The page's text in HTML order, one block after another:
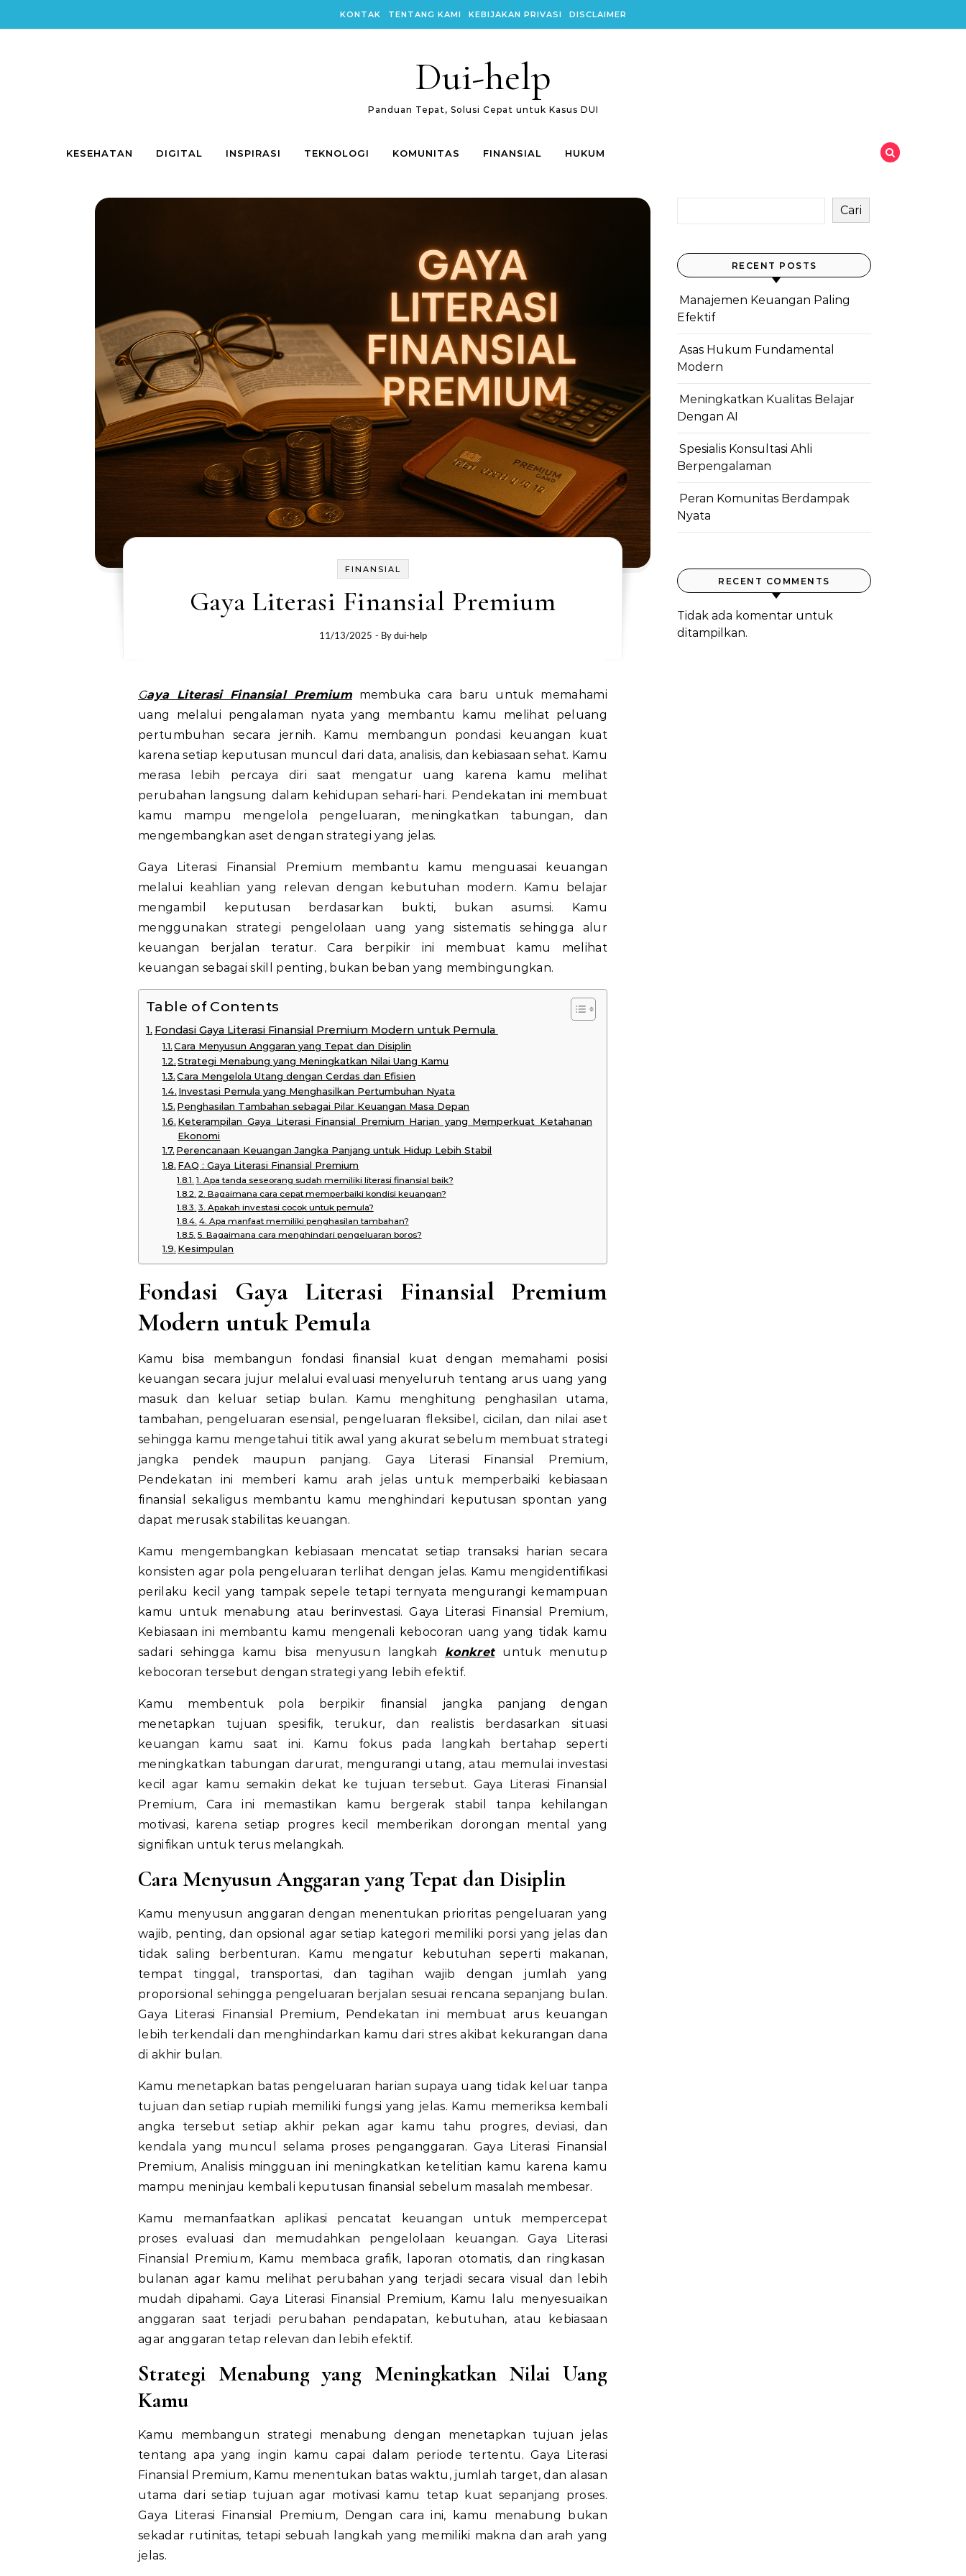
KONTAK TENTANG KAMI KEBIJAKAN PRIVASI DISCLAIMER
Dui-help
Panduan Tepat, Solusi Cepat untuk Kasus DUI
KESEHATAN DIGITAL INSPIRASI TEKNOLOGI KOMUNITAS FINANSIAL HUKUM
FINANSIAL
Gaya Literasi Finansial Premium
11/13/2025 - Bydui-help
Gaya Literasi Finansial Premiummembuka cara baru untuk memahami
uang melalui pengalaman nyata yang membantu kamu melihat peluang
pertumbuhan secara jernih. Kamu membangun pondasi keuangan kuat
karena setiap keputusan muncul dari data, analisis, dan kebiasaan sehat. Kamu
merasa lebih percaya diri saat mengatur uang karena kamu melihat
perubahan langsung dalam kehidupan sehari-hari. Pendekatan ini membuat
kamu mampu mengelola pengeluaran, meningkatkan tabungan, dan
mengembangkan aset dengan strategi yang jelas.
Gaya Literasi Finansial Premium membantu kamu menguasai keuangan
melalui keahlian yang relevan dengan kebutuhan modern. Kamu belajar
mengambil keputusan berdasarkan bukti, bukan asumsi. Kamu
menggunakan strategi pengelolaan uang yang sistematis sehingga alur
keuangan berjalan teratur. Cara berpikir ini membuat kamu melihat
keuangan sebagai skill penting, bukan beban yang membingungkan.
Table of Contents
Fondasi Gaya Literasi Finansial Premium Modern untuk Pemula
Cara Menyusun Anggaran yang Tepat dan Disiplin
Strategi Menabung yang Meningkatkan Nilai Uang Kamu
Cara Mengelola Utang dengan Cerdas dan Efisien
Investasi Pemula yang Menghasilkan Pertumbuhan Nyata
Penghasilan Tambahan sebagai Pilar Keuangan Masa Depan
Keterampilan Gaya Literasi Finansial Premium Harian yang Memperkuat Ketahanan
Ekonomi
Perencanaan Keuangan Jangka Panjang untuk Hidup Lebih Stabil
FAQ : Gaya Literasi Finansial Premium
1. Apa tanda seseorang sudah memiliki literasi finansial baik?
2. Bagaimana cara cepat memperbaiki kondisi keuangan?
3. Apakah investasi cocok untuk pemula?
4. Apa manfaat memiliki penghasilan tambahan?
5. Bagaimana cara menghindari pengeluaran boros?
Kesimpulan
Fondasi Gaya Literasi Finansial Premium
Modern untuk Pemula
Kamu bisa membangun fondasi finansial kuat dengan memahami posisi
keuangan secara jujur melalui evaluasi menyeluruh tentang arus uang yang
masuk dan keluar setiap bulan. Kamu menghitung penghasilan utama,
tambahan, pengeluaran esensial, pengeluaran fleksibel, cicilan, dan nilai aset
sehingga kamu mengetahui titik awal yang akurat sebelum membuat strategi
jangka pendek maupun panjang. Gaya Literasi Finansial Premium,
Pendekatan ini memberi kamu arah jelas untuk memperbaiki kebiasaan
finansial sekaligus membantu kamu menghindari keputusan spontan yang
dapat merusak stabilitas keuangan.
Kamu mengembangkan kebiasaan mencatat setiap transaksi harian secara
konsisten agar pola pengeluaran terlihat dengan jelas. Kamu mengidentifikasi
perilaku kecil yang tampak sepele tetapi ternyata mengurangi kemampuan
kamu untuk menabung atau berinvestasi.Gaya Literasi Finansial Premium,
Kebiasaan ini membantu kamu mengenali kebocoran uang yang tidak kamu
sadari sehingga kamu bisa menyusun langkah konkretuntuk menutup
kebocoran tersebut dengan strategi yang lebih efektif.
Kamu membentuk pola berpikir finansial jangka panjang dengan
menetapkan tujuan spesifik, terukur, dan realistis berdasarkan situasi
keuangan kamu saat ini. Kamu fokus pada langkah bertahap seperti
meningkatkan tabungan darurat, mengurangi utang, atau memulai investasi
kecil agar kamu semakin dekat ke tujuan tersebut. Gaya Literasi Finansial
Premium, Cara ini memastikan kamu bergerak stabil tanpa kehilangan
motivasi, karena setiap progres kecil memberikan dorongan mental yang
signifikan untuk terus melangkah.
Cara Menyusun Anggaran yang Tepat dan Disiplin
Kamu menyusun anggaran dengan menentukan prioritas pengeluaran yang
wajib, penting, dan opsional agar setiap kategori memiliki porsi yang jelas dan
tidak saling berbenturan. Kamu mengatur kebutuhan seperti makanan,
tempat tinggal, transportasi, dan tagihan wajib dengan jumlah yang
proporsional sehingga pengeluaran berjalan sesuai rencana sepanjang bulan.
Gaya
Literasi Finansial Premium,
Pendekatan ini membuat arus keuangan
lebih terkendali dan menghindarkan kamu dari stres akibat kekurangan dana
di akhir bulan.
Kamu menetapkan batas pengeluaran harian supaya uang tidak keluar tanpa
tujuan dan setiap rupiah memiliki fungsi yang jelas. Kamu memeriksa kembali
angka tersebut setiap akhir pekan agar kamu tahu progres, deviasi, dan
kendala yang muncul selama proses penganggaran. Gaya Literasi Finansial
Premium,Analisis mingguan ini meningkatkan ketelitian kamu karena kamu
mampu meninjau kembali keputusan finansial sebelum masalah membesar.
Kamu memanfaatkan aplikasi pencatat keuangan untuk mempercepat
proses evaluasi dan memudahkan pengelolaan keuangan.Gaya
Literasi
Finansial Premium, Kamu membaca grafik, laporan otomatis, dan ringkasan
bulanan agar kamu melihat perubahan yang terjadi secara visual dan lebih
mudah dipahami. Gaya Literasi Finansial Premium, Kamu lalu menyesuaikan
anggaran saat terjadi perubahan pendapatan, kebutuhan, atau kebiasaan
agar anggaran tetap relevan dan lebih efektif.
Strategi Menabung yang Meningkatkan Nilai Uang
Kamu
Kamu membangun strategi menabung dengan menetapkan tujuan jelas
tentang apa yang ingin kamu capai dalam periode tertentu. Gaya
Literasi
Finansial Premium, Kamu menentukan batas waktu, jumlah target, dan alasan
utama dari setiap tujuan agar motivasi kamu tetap kuat sepanjang proses.
Gaya
Literasi Finansial Premium,
Dengan cara ini, kamu menabung bukan
sekadar rutinitas, tetapi sebuah langkah yang memiliki makna dan arah yang
jelas.
Cari
RECENT POSTS
Manajemen Keuangan Paling
Efektif
Asas Hukum Fundamental
Modern
Meningkatkan Kualitas Belajar
Dengan AI
Spesialis Konsultasi Ahli
Berpengalaman
Peran Komunitas Berdampak
Nyata
RECENT COMMENTS
Tidak ada komentar untuk
ditampilkan.